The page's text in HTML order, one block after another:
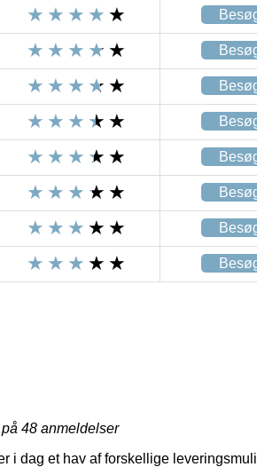
48 anmeldelser
i dag et hav af forskellige